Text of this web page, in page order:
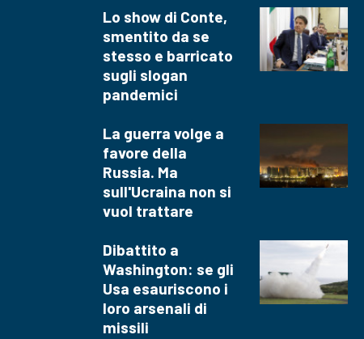
Lo show di Conte,
smentito da se
stesso e barricato
sugli slogan
pandemici
La guerra volge a
favore della
Russia. Ma
sull'Ucraina non si
vuol trattare
Dibattito a
Washington: se gli
Usa esauriscono i
loro arsenali di
missili